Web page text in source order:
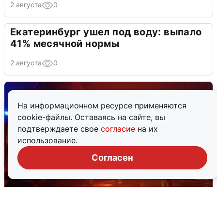
На информационном ресурсе применяются
cookie-файлы. Оставаясь на сайте, вы
подтверждаете свое согласие на их
использование.
Согласен
2 августа 0
Екатеринбург ушел под воду: выпало
41% месячной нормы
2 августа 0